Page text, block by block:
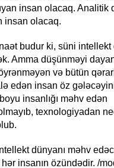
insan olacaq. Analitik
insan olacaq.
budur ki, süni intellekt
Amma düşünməyi
və bütün
edən insan öz
insanlığı məhv edən
texnologiyadan
dünyanı məhv
hər insanın özündədir. /